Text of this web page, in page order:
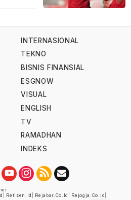
INTERNASIONAL
TEKNO
BISNIS FINANSIAL
ESGNOW
VISUAL
ENGLISH
TV
RAMADHAN
INDEKS
Retizen.id Rejabar.co.id Rejogja.co.id